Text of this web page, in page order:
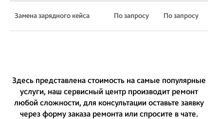
Замена зарядного кейса По запросу По запросу
Здесь представлена стоимость на самые популярные
услуги, наш сервисный центр производит ремонт
любой сложности, для консультации оставьте заявку
через форму заказа ремонта или спросите в чате.